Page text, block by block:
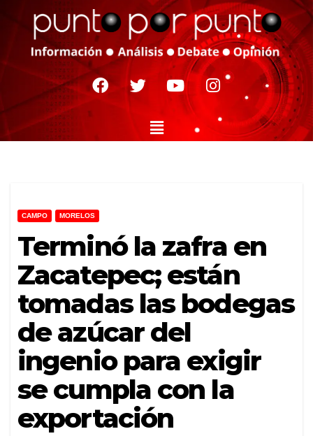
CAMPO MORELOS
Terminó la zafra en
Zacatepec; están
tomadas las bodegas
de azúcar del
ingenio para exigir
se cumpla con la
exportación